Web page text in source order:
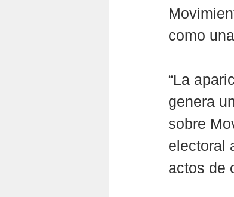
como
“La
genera
sobre
electoral
actos de